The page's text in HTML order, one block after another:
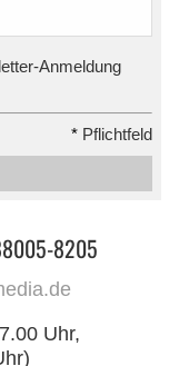
Anmeldung
* Pflichtfeld
8205
Uhr,